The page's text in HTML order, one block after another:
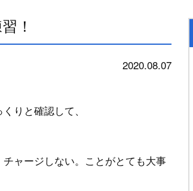
！
2020.08.07
りと確認して、
ャージしない。ことがとても大事